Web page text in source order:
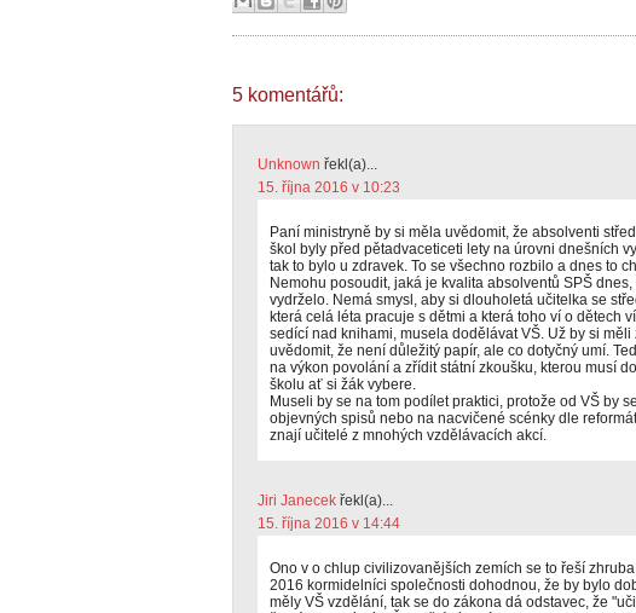
5 komentářů:
Unknown řekl(a)...
15. října 2016 v 10:23
Paní ministryně by si měla uvědomit, že absolventi
škol byly před pětadvaceticeti lety na úrovni dnešních
tak to bylo u zdravek. To se všechno rozbilo a dnes to
Nemohu posoudit, jaká je kvalita absolventů SPŠ
vydrželo. Nemá smysl, aby si dlouholetá učitelka se
která celá léta pracuje s dětmi a která toho ví o dětech
sedící nad knihami, musela dodělávat VŠ. Už by si
uvědomit, že není důležitý papír, ale co dotyčný umí.
na výkon povolání a zřídit státní zkoušku, kterou musí
školu ať si žák vybere.
Museli by se na tom podílet praktici, protože od VŠ by
objevných spisů nebo na nacvičené scénky dle
znají učitelé z mnohých vzdělávacích akcí.
Jiri Janecek řekl(a)...
15. října 2016 v 14:44
Ono v o chlup civilizovanějších zemích se to řeší
2016 kormidelníci společnosti dohodnou, že by bylo
měly VŠ vzdělání, tak se do zákona dá odstavec, že